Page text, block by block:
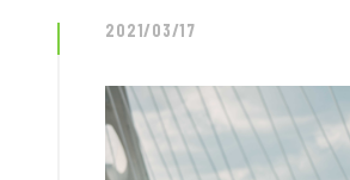
2021/03/17